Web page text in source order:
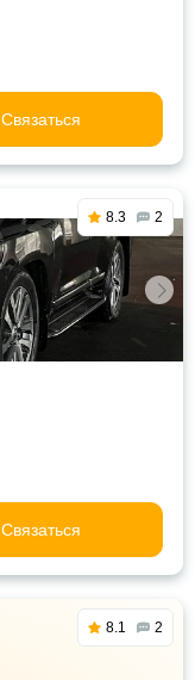
Связаться
8.3 2
Связаться
8.1 2